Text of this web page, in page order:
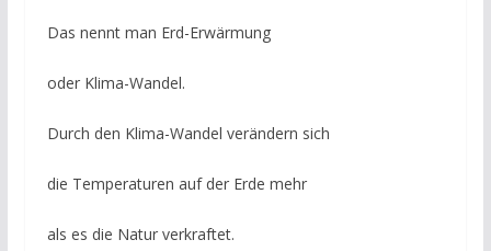
Das nennt man Erd-Erwärmung
oder Klima-Wandel.
Durch den Klima-Wandel verändern sich
die Temperaturen auf der Erde mehr
als es die Natur verkraftet.